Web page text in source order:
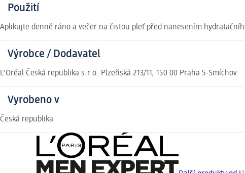
Použití
Aplikujte denně ráno a večer na čistou pleť před nanesením
Výrobce / Dodavatel
L'Oréal Česká republika s.r.o. Plzeňská 213/11, 150 00 Praha 5-Smíchov
Vyrobeno v
Česká republika